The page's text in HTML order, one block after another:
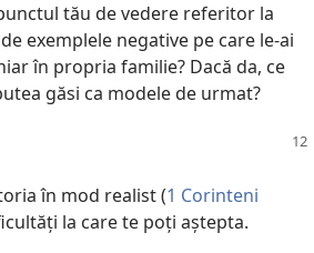
tău de vedere referitor la
exemplele negative pe care le-ai
în propria familie? Dacă da, ce
găsi ca modele de urmat?
în mod realist (1 Corinteni
la care te poţi aştepta.